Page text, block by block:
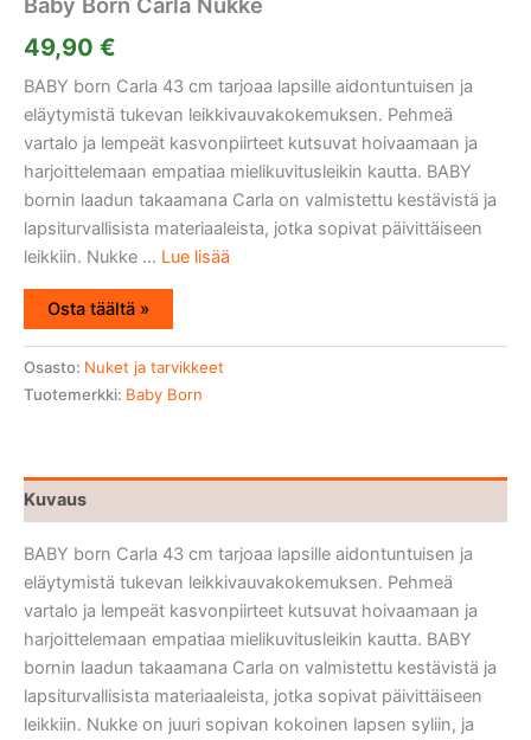
49,90 €
BABY born Carla 43 cm tarjoaa lapsille aidontuntuisen ja
eläytymistä tukevan leikkivauvakokemuksen. Pehmeä
vartalo ja lempeät kasvonpiirteet kutsuvat hoivaamaan ja
harjoittelemaan empatiaa mielikuvitusleikin kautta. BABY
bornin laadun takaamana Carla on valmistettu kestävistä ja
lapsiturvallisista materiaaleista, jotka sopivat päivittäiseen
leikkiin. Nukke ... Lue lisää
Osta täältä »
Osasto: Nuket ja tarvikkeet
Tuotemerkki: Baby Born
Kuvaus
BABY born Carla 43 cm tarjoaa lapsille aidontuntuisen ja
eläytymistä tukevan leikkivauvakokemuksen. Pehmeä
vartalo ja lempeät kasvonpiirteet kutsuvat hoivaamaan ja
harjoittelemaan empatiaa mielikuvitusleikin kautta. BABY
bornin laadun takaamana Carla on valmistettu kestävistä ja
lapsiturvallisista materiaaleista, jotka sopivat päivittäiseen
leikkiin. Nukke on juuri sopivan kokoinen lapsen syliin, ja